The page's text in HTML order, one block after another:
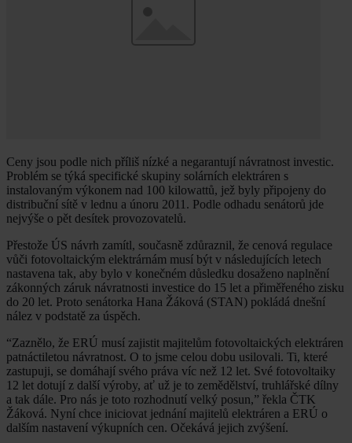
Ceny jsou podle nich příliš nízké a negarantují návratnost investic.
Problém se týká specifické skupiny solárních elektráren s
instalovaným výkonem nad 100 kilowattů, jež byly připojeny do
distribuční sítě v lednu a únoru 2011. Podle odhadu senátorů jde
nejvýše o pět desítek provozovatelů.
Přestože ÚS návrh zamítl, současně zdůraznil, že cenová regulace
vůči fotovoltaickým elektrárnám musí být v následujících letech
nastavena tak, aby bylo v konečném důsledku dosaženo naplnění
zákonných záruk návratnosti investice do 15 let a přiměřeného zisku
do 20 let. Proto senátorka Hana Žáková (STAN) pokládá dnešní
nález v podstatě za úspěch.
“Zaznělo, že ERÚ musí zajistit majitelům fotovoltaických elektráren
patnáctiletou návratnost. O to jsme celou dobu usilovali. Ti, které
zastupuji, se domáhají svého práva víc než 12 let. Své fotovoltaiky
12 let dotují z další výroby, ať už je to zemědělství, truhlářské dílny
a tak dále. Pro nás je toto rozhodnutí velký posun,” řekla ČTK
Žáková. Nyní chce iniciovat jednání majitelů elektráren a ERÚ o
dalším nastavení výkupních cen. Očekává jejich zvýšení.